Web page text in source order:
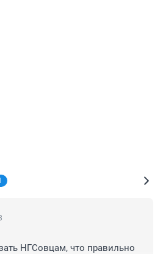
НГСовцам, что правильно